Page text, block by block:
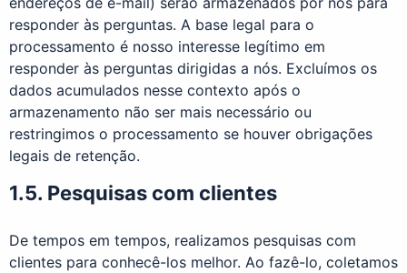
responder às perguntas. A base legal para o
processamento é nosso interesse legítimo em
responder às perguntas dirigidas a nós. Excluímos os
dados acumulados nesse contexto após o
armazenamento não ser mais necessário ou
restringimos o processamento se houver obrigações
legais de retenção.
1.5. Pesquisas com clientes
De tempos em tempos, realizamos pesquisas com
clientes para conhecê-los melhor. Ao fazê-lo, coletamos